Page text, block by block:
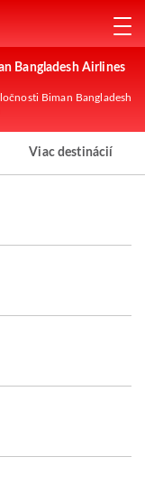
Bangladesh Airlines
Biman Bangladesh
Viac destinácií